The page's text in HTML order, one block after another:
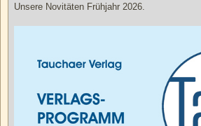
Unsere Novitäten Frühjahr 2026.